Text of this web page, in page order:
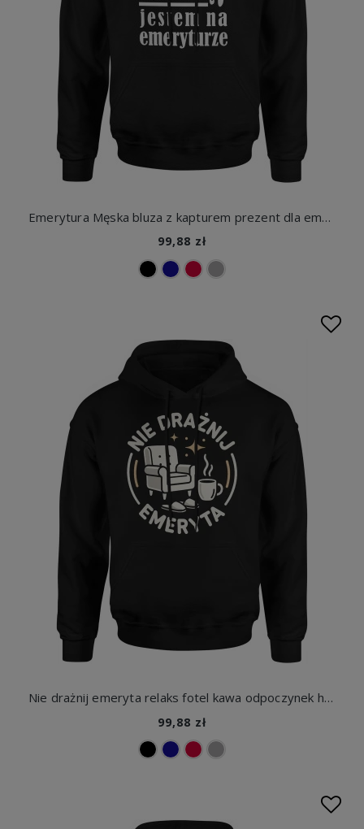
Emerytura Męska bluza z kapturem prezent dla emeryta seniora
99,88 zł
Nie drażnij emeryta relaks fotel kawa odpoczynek humor styl retro chill domowy klimat Męska bluza z kapturem
99,88 zł